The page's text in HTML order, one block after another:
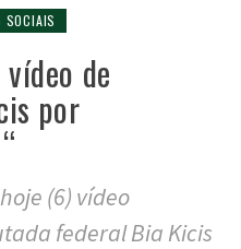
SOCIAIS
de
por
(6) vídeo
federal Bia Kicis